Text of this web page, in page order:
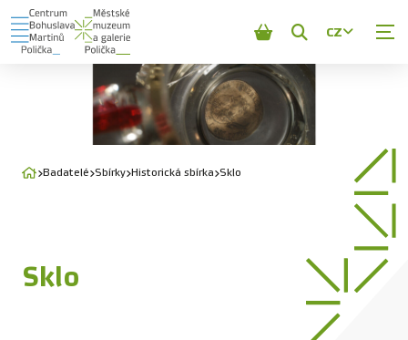
Zobrazit
vyhledávání
CZ
Badatelé Sbírky Historická sbírka Sklo
Sklo